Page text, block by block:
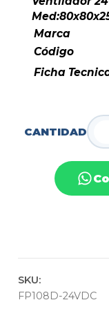
Marca
Código
Ficha
CANTIDAD
SKU:
FP108D-24VDC